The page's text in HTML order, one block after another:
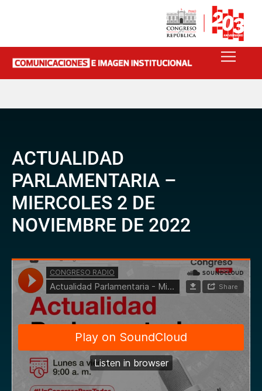
ACTUALIDAD
PARLAMENTARIA –
MIERCOLES 2 DE
NOVIEMBRE DE 2022